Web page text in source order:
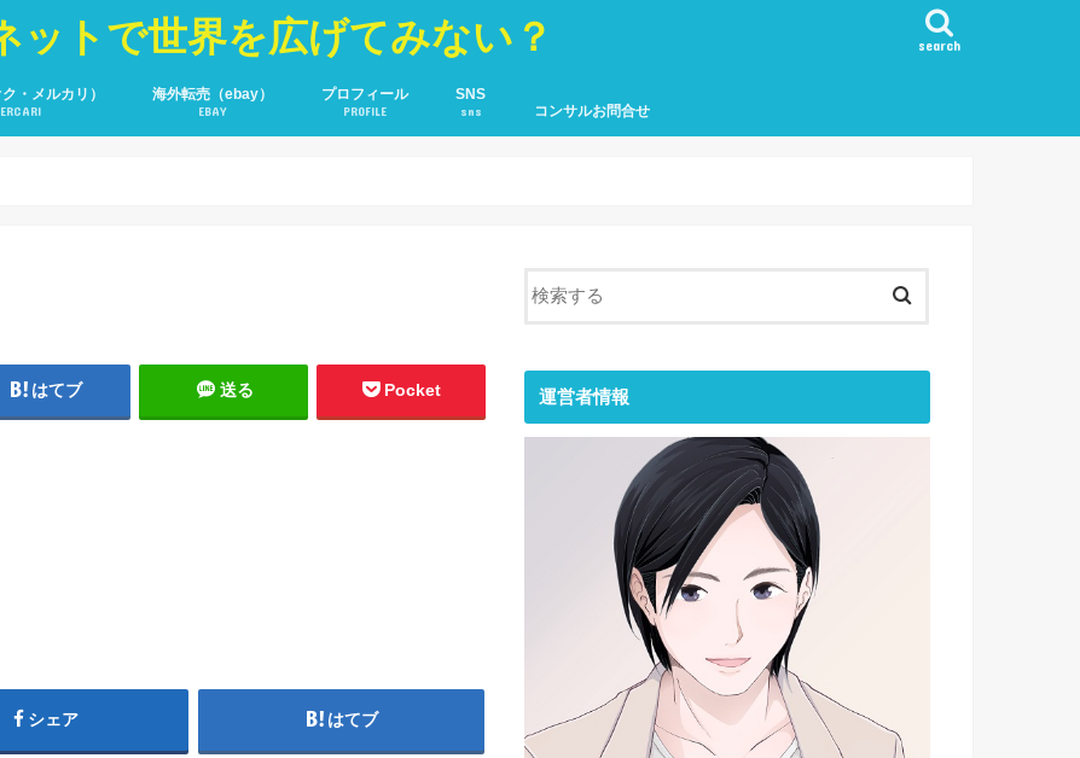
ットで世界を広げてみない？ search
・メルカリ） 海外転売（ebay）
EBAY
プロフィール
PROFILE
SNS
sns コンサルお問合せ
はてブ 送る Pocket
シェア はてブ
運営者情報